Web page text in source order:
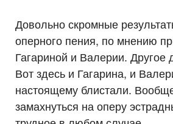
Довольно скромные
оперного пения, по мнению
Гагариной и Валерии. Другое
Вот здесь и Гагарина, и
настоящему блистали.
замахнуться на оперу